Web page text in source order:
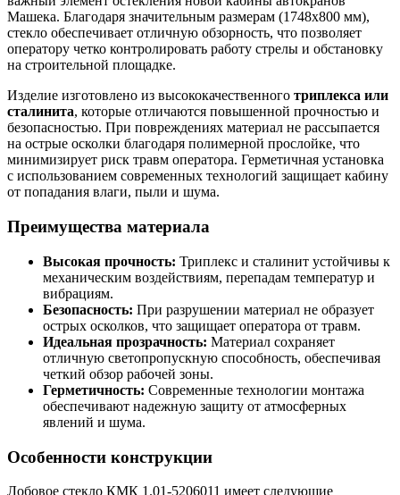
Машека. Благодаря значительным размерам (1748х800 мм),
стекло обеспечивает отличную обзорность, что позволяет
оператору четко контролировать работу стрелы и обстановку
на строительной площадке.
Изделие изготовлено из высококачественного триплекса или
сталинита, которые отличаются повышенной прочностью и
безопасностью. При повреждениях материал не рассыпается
на острые осколки благодаря полимерной прослойке, что
минимизирует риск травм оператора. Герметичная установка
с использованием современных технологий защищает кабину
от попадания влаги, пыли и шума.
Преимущества материала
Высокая прочность: Триплекс и сталинит устойчивы к
механическим воздействиям, перепадам температур и
вибрациям.
Безопасность: При разрушении материал не образует
острых осколков, что защищает оператора от травм.
Идеальная прозрачность: Материал сохраняет
отличную светопропускную способность, обеспечивая
четкий обзор рабочей зоны.
Герметичность: Современные технологии монтажа
обеспечивают надежную защиту от атмосферных
явлений и шума.
Особенности конструкции
Лобовое стекло КМК 1.01-5206011 имеет следующие